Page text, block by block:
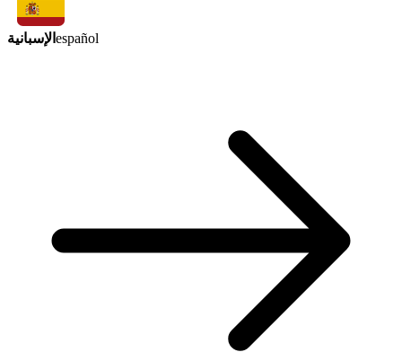
الإسبانية español